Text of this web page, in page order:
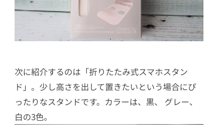
次に紹介するのは「折りたたみ式スマホスタン
ド」。少し高さを出して置きたいという場合にぴ
ったりなスタンドです。カラーは、黒、 グレー、
白の3色。